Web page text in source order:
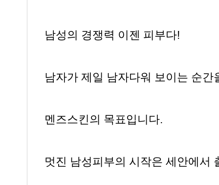
남성의 경쟁력 이젠 피부다!
남자가 제일 남자다워 보이는 순
멘즈스킨의 목표입니다.
멋진 남성피부의 시작은 세안에서